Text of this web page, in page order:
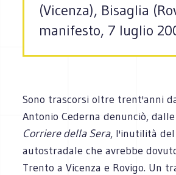
(Vicenza), Bisaglia
manifesto, 7 luglio
Sono trascorsi oltre trent'anni
Antonio Cederna denunciò,
Corriere della Sera, l'inutilità
autostradale che avrebbe
Trento a Vicenza e Rovigo. Un